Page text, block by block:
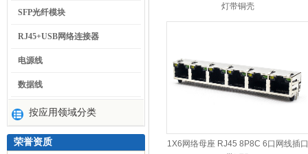
SFP光纤模块
RJ45+USB网络连接器
电源线
数据线
按应用领域分类
荣誉资质
灯带铜壳
1X6网络母座 RJ45 8P8C 6口网线插口